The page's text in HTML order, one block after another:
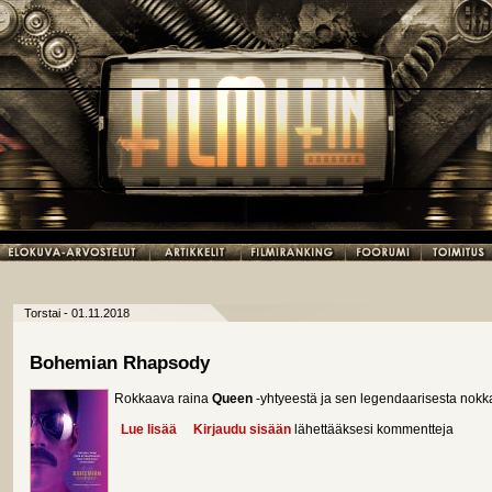
Torstai - 01.11.2018
Bohemian Rhapsody
Rokkaava raina Queen -yhtyeestä ja sen legendaarisesta
Lue lisää about Bohemian Rhapsody
Kirjaudu sisään lähettääksesi kommentteja